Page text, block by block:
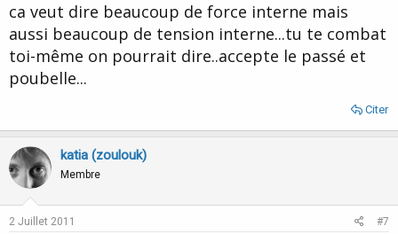
ca veut dire beaucoup de force interne mais
aussi beaucoup de tension interne...tu te combat
toi-même on pourrait dire..accepte le passé et
poubelle...
Citer
katia (zoulouk)
Membre
2 Juillet 2011 #7